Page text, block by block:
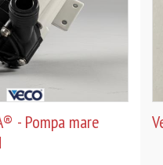
- Pompa mare